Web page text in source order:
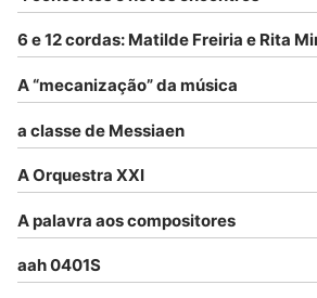
6 e 12 cordas: Matilde Freiria e Rita
A “mecanização” da música
a classe de Messiaen
A Orquestra XXI
A palavra aos compositores
aah 0401S